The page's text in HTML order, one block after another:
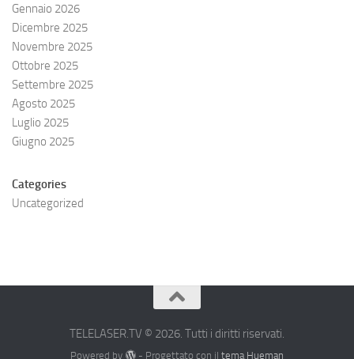
Gennaio 2026
Dicembre 2025
Novembre 2025
Ottobre 2025
Settembre 2025
Agosto 2025
Luglio 2025
Giugno 2025
Categories
Uncategorized
TELELASER.TV © 2026. Tutti i diritti riservati.
Powered by - Progettato con il tema Hueman